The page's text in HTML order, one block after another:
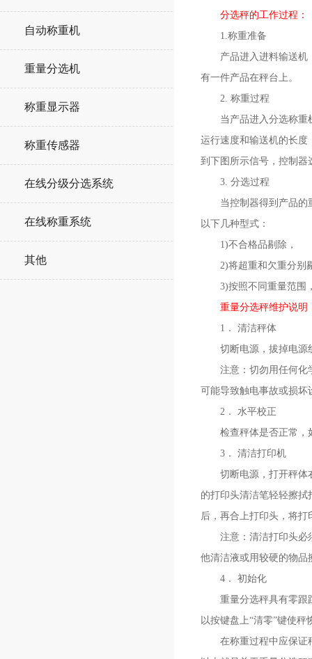
自动称重机
重量分选机
称重显示器
称重传感器
在线分级分选系统
在线称重系统
其他
分选秤的工作过程 ：
1.称重准备
产品进入进料输送机，
有一件产品在秤台上。
2. 称重过程
当产品进入分选称重机
运行速度和输送机的长度
到下图所示信号，控制器
3. 分选过程
当控制器得到产品的重
以下几种型式：
1)不合格品剔除，
2)将超重和欠重分别
3)按照不同重量范围
重量分选秤维护说明
1． 清洁秤体
切断电源，拔掉电源线
注意：切勿用任何化学
可能导致触电事故或损坏
2． 水平校正
检查秤体是否正常，
3． 清洁打印机
切断电源，打开秤体右
的打印头清洁笔轻轻擦
后，再合上打印头，将
注意：清洁打印头必须
他清洁液或用较硬的物品
4． 初始化
重量分选秤具有零跟踪
以按键盘上“清零”键使秤
在称重过程中应保证秤